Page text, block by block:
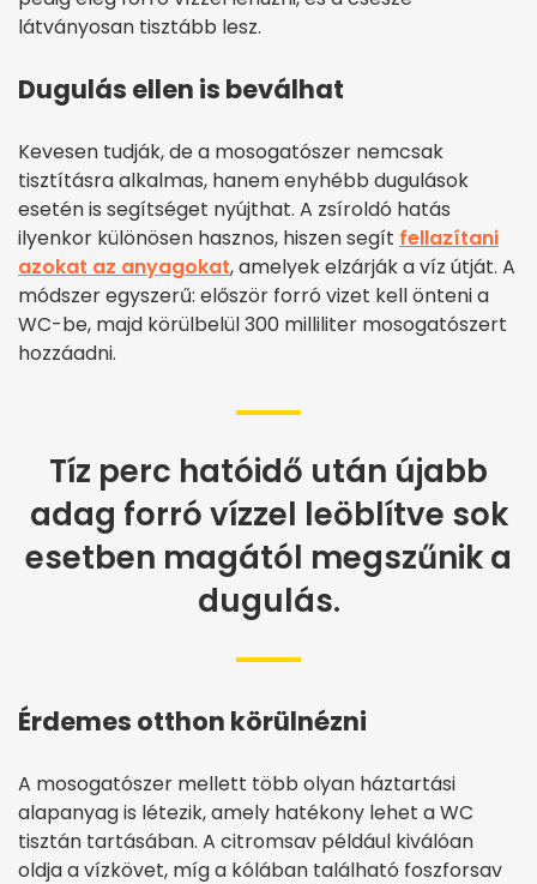
látványosan tisztább lesz.
Dugulás ellen is beválhat
Kevesen tudják, de a mosogatószer nemcsak
tisztításra alkalmas, hanem enyhébb dugulások
esetén is segítséget nyújthat. A zsíroldó hatás
ilyenkor különösen hasznos, hiszen segít fellazítani
azokat az anyagokat, amelyek elzárják a víz útját. A
módszer egyszerű: először forró vizet kell önteni a
WC-be, majd körülbelül 300 milliliter mosogatószert
hozzáadni.
Tíz perc hatóidő után újabb
adag forró vízzel leöblítve sok
esetben magától megszűnik a
dugulás.
Érdemes otthon körülnézni
A mosogatószer mellett több olyan háztartási
alapanyag is létezik, amely hatékony lehet a WC
tisztán tartásában. A citromsav például kiválóan
oldja a vízkövet, míg a kólában található foszforsav